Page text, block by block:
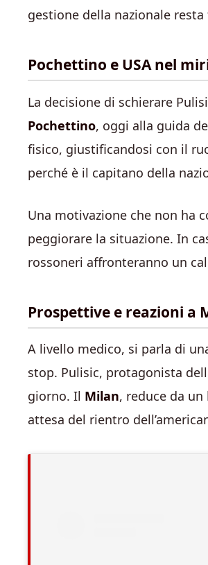
gestione della nazionale resta
Pochettino e USA nel
La decisione di schierare
Pochettino, oggi alla guida
fisico, giustificandosi con il
perché è il capitano della
Una motivazione che non ha
peggiorare la situazione. In
rossoneri affronteranno un
Prospettive e reazioni a
A livello medico, si parla di
stop. Pulisic, protagonista
giorno. Il Milan, reduce da
attesa del rientro